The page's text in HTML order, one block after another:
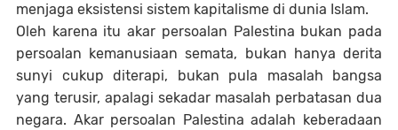
menjaga eksistensi sistem kapitalisme di dunia Islam.
Oleh karena itu akar persoalan Palestina bukan pada
persoalan kemanusiaan semata, bukan hanya derita
sunyi cukup diterapi, bukan pula masalah bangsa
yang terusir, apalagi sekadar masalah perbatasan dua
negara. Akar persoalan Palestina adalah keberadaan